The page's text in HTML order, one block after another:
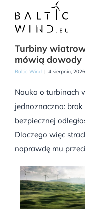
zawartości
Turbiny
mówią dowody
Baltic Wind | 4 sierpnia, 2026
Nauka o turbinach
jednoznaczna:
bezpiecznej
Dlaczego więc
naprawdę mu